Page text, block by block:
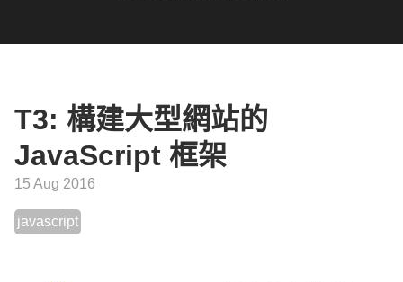
T3: 構建大型網站的
JavaScript 框架
15 Aug 2016
javascript